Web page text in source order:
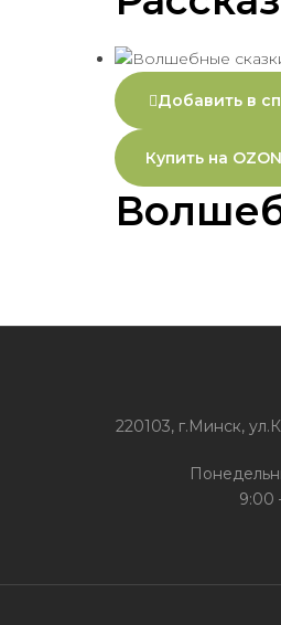
Добавить в
Купить на OZON
220103, г.Минск,
9:00